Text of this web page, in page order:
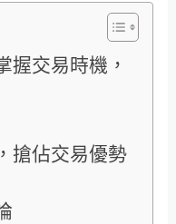
握交易時機，
搶佔交易優勢